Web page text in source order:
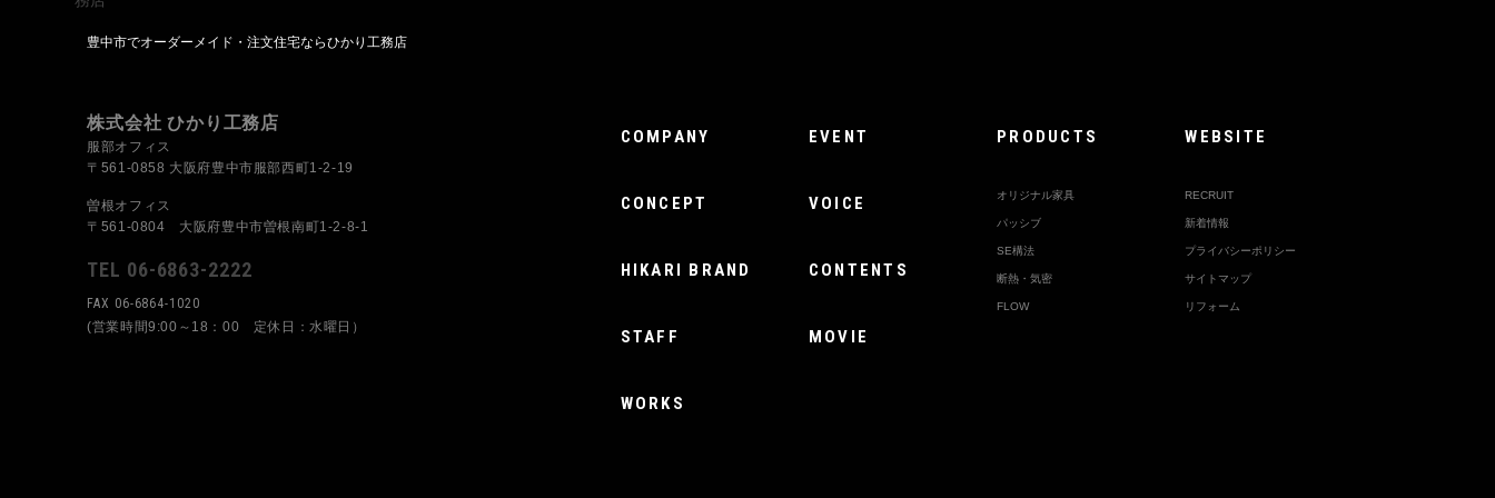
豊中市でオーダーメイド・注文住宅ならひかり工務店
株式会社 ひかり工務店
服部オフィス
〒561-0858 大阪府豊中市服部西町1-2-19
曽根オフィス
〒561-0804 大阪府豊中市曽根南町1-2-8-1
TEL 06-6863-2222
FAX 06-6864-1020
(営業時間9:00～18：00 定休日：水曜日）
COMPANY
CONCEPT
HIKARI BRAND
STAFF
WORKS
EVENT
VOICE
CONTENTS
MOVIE
PRODUCTS
オリジナル家具
パッシブ
SE構法
断熱・気密
FLOW
WEBSITE
RECRUIT
新着情報
プライバシーポリシー
サイトマップ
リフォーム